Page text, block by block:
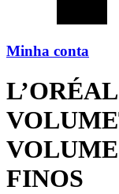
Minha conta
FINOS